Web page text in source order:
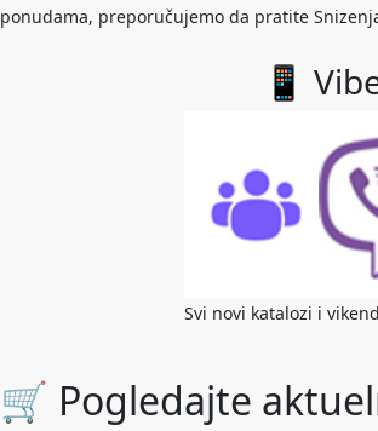
ponudama, preporučujemo da pratite
📱
Svi novi katalozi i
🛒 Pogledajte